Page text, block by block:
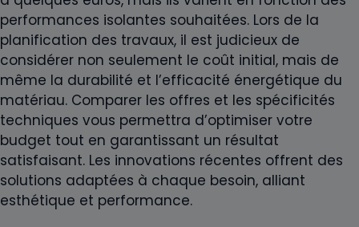
performances isolantes souhaitées. Lors de la
planification des travaux, il est judicieux de
considérer non seulement le coût initial, mais de
même la durabilité et l’efficacité énergétique du
matériau. Comparer les offres et les spécificités
techniques vous permettra d’optimiser votre
budget tout en garantissant un résultat
satisfaisant. Les innovations récentes offrent des
solutions adaptées à chaque besoin, alliant
esthétique et performance.